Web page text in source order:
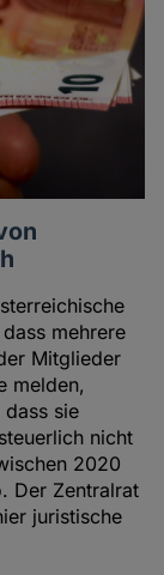
mehrere
Mitglieder
melden,
sie
nicht
2020
Der Zentralrat
juristische